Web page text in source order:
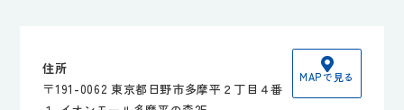
住所
〒191-0062 東京都日野市多摩平２丁目４番
MAPで見る